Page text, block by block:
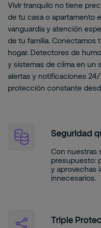
Vivir tranquilo no tiene
de tu casa o apartamento
vanguardia y atención
de tu familia. Conectamos
hogar. Detectores de
y sistemas de clima en un
alertas y notificaciones
protección constante
Seguridad
Con nuestras
presupuesto:
y aprovechas
innecesarios.
Triple